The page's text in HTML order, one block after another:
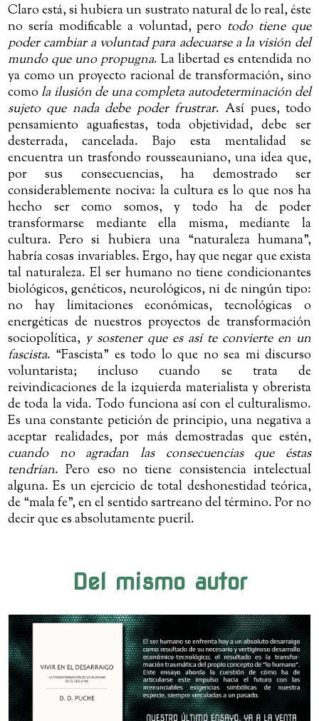
Claro está, si hubiera un sustrato natural de lo real, éste
no sería modificable a voluntad, pero todo tiene que
poder cambiar a voluntad para adecuarse a la visión del
mundo que uno propugna. La libertad es entendida no
ya como un proyecto racional de transformación, sino
comola ilusión de una completa autodeterminación del
sujeto que nada debe poder frustrar. Así pues, todo
pensamiento aguafiestas, toda objetividad, debe ser
desterrada, cancelada. Bajo esta mentalidad se
encuentra un trasfondo rousseauniano, una idea que,
por sus consecuencias, ha demostrado ser
considerablemente nociva: la cultura es lo que nos ha
hecho ser como somos, y todo ha de poder
transformarse mediante ella misma, mediante la
cultura. Pero si hubiera una “naturaleza humana”,
habría cosas invariables. Ergo, hay que negar que exista
tal naturaleza. El ser humano no tiene condicionantes
biológicos, genéticos, neurológicos, ni de ningún tipo:
no hay limitaciones económicas, tecnológicas o
energéticas de nuestros proyectos de transformación
sociopolítica, y sostener que es así te convierte en un
fascista. “Fascista” es todo lo que no sea mi discurso
voluntarista; incluso cuando se trata de
reivindicaciones de la izquierda materialista y obrerista
de toda la vida. Todo funciona así con el culturalismo.
Es una constante petición de principio, una negativa a
aceptar realidades, por más demostradas que estén,
cuando no agradan las consecuencias que éstas
tendrían. Pero eso no tiene consistencia intelectual
alguna. Es un ejercicio de total deshonestidad teórica,
de “mala fe”, en el sentido sartreano del término. Por no
decir que es absolutamente pueril.
Del mismo autor